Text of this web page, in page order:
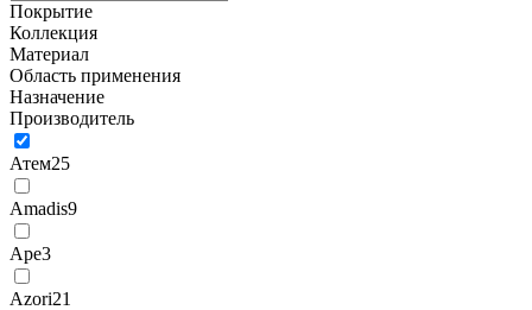
Покрытие
Коллекция
Материал
Область применения
Назначение
Производитель
Атем25
Amadis9
Ape3
Azori21